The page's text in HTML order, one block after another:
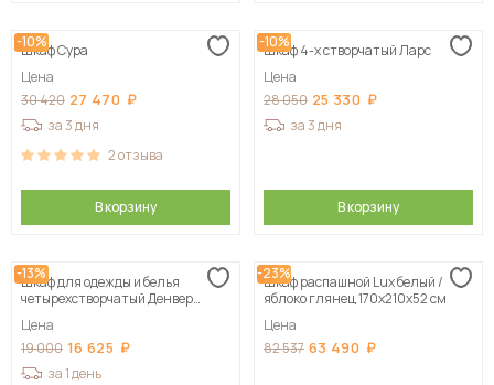
-10%
Шкаф Сура
Цена
30 420 27 470
за 3 дня
2отзыва
В корзину
-10%
Шкаф 4-х створчатый Ларс
Цена
28 050 25 330
за 3 дня
В корзину
-13%
Шкаф для одежды и белья
четырехстворчатый Денвер
Цена
19 000 16 625
за 1 день
-23%
Шкаф распашной Lux белый /
яблоко глянец 170х210х52 см
Цена
82 537 63 490